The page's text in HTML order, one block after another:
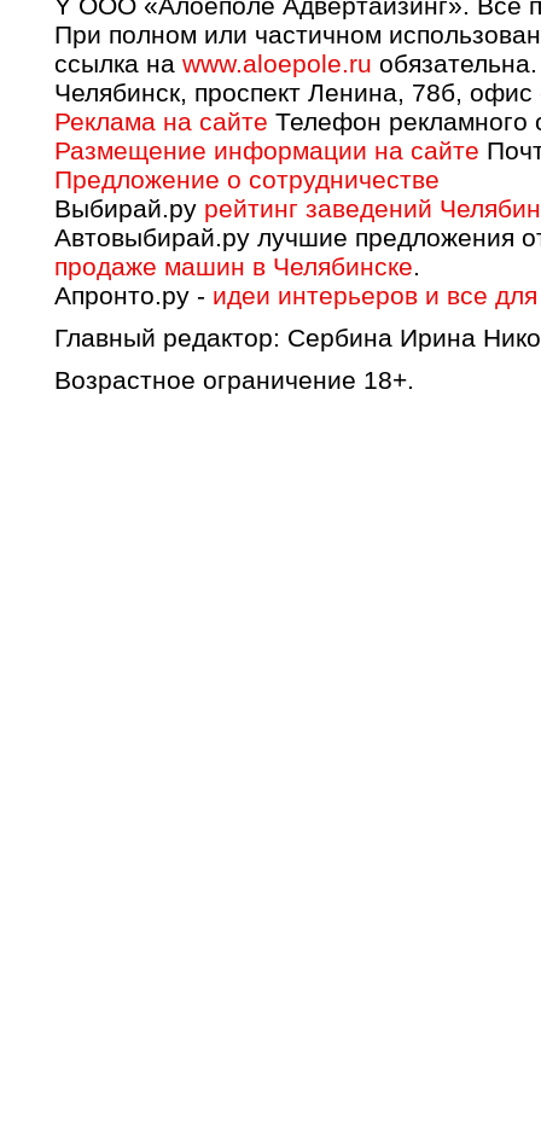
При полном или частичном
ссылка на www.aloepole.ru обязательна.
Челябинск, проспект Ленина, 78б, офис
Реклама на сайте Телефон рекламного
Размещение информации на сайте
Предложение о сотрудничестве
Выбирай.ру рейтинг заведений
Автовыбирай.ру лучшие предложения
продаже машин в Челябинске.
Апронто.ру - идеи интерьеров и все
Главный редактор: Сербина Ирина
Возрастное ограничение 18+.